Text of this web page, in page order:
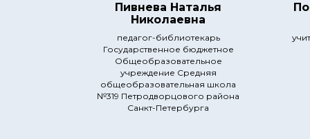
Пивнева Наталья
Николаевна
педагог-библиотекарь
Государственное бюджетное
Общеобразовательное
учреждение Средняя
общеобразовательная школа
№319 Петродворцового района
Санкт-Петербурга